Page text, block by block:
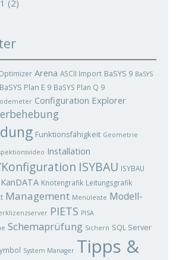
(2)
Arena ASCII Import BaSYS 9 BaSYS
BaSYS Plan E 9 BaSYS Plan Q 9
Configuration Explorer
Funktionsfähigkeit Geometrie
Installation
ISYBAU ISYBAU
KanDATA Knotengrafik Leitungsgrafik
Management Menüleiste Modell-
PIETS PISA
Schemaprüfung Sichern SQL Server
System Manager Tipps &